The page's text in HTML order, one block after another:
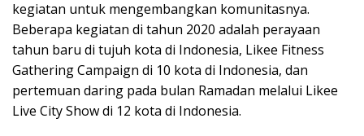
kegiatan untuk mengembangkan komunitasnya.
Beberapa kegiatan di tahun 2020 adalah perayaan
tahun baru di tujuh kota di Indonesia, Likee Fitness
Gathering Campaign di 10 kota di Indonesia, dan
pertemuan daring pada bulan Ramadan melalui Likee
Live City Show di 12 kota di Indonesia.